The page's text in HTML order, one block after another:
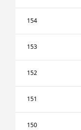
154
153
152
151
150